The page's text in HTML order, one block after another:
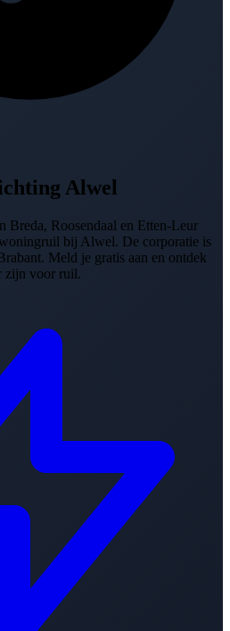
Alwel
Breda, Roosendaal en Etten-Leur
bij Alwel. De corporatie is
Meld je gratis aan en ontdek
zijn voor ruil.